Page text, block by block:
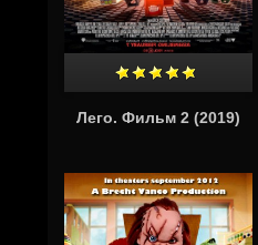
Лего. Фильм 2 (2019)